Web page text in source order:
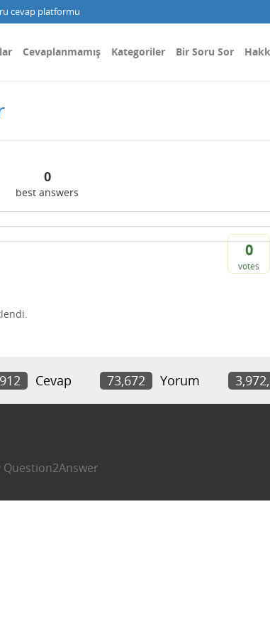
cevap platformu
Cevaplanmamış Kategoriler Bir Soru Sor
0
best answers
0
votes
Cevap 73,672 Yorum
Question2Answer